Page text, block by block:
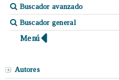
Buscador avanzado
Buscador general
Menú
Autores